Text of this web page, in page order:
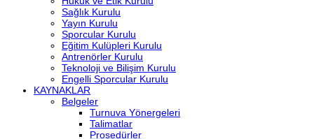
Sağlık Kurulu
Yayın Kurulu
Sporcular Kurulu
Eğitim Kulüpleri Kurulu
Antrenörler Kurulu
Teknoloji ve Bilişim Kurulu
Engelli Sporcular Kurulu
KAYNAKLAR
Belgeler
Turnuva Yönergeleri
Talimatlar
Prosedürler